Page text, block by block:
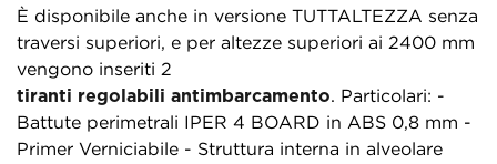
È disponibile anche in versione TUTTALTEZZA senza
traversi superiori, e per altezze superiori ai 2400 mm
vengono inseriti 2
tiranti regolabili antimbarcamento. Particolari: -
Battute perimetrali IPER 4 BOARD in ABS 0,8 mm -
Primer Verniciabile - Struttura interna in alveolare